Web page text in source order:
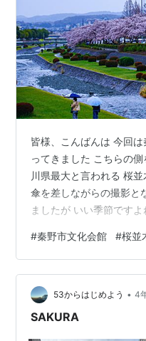
皆様、こんばんは 今回
ってきました こちらの
川県最大と言われる 桜
傘を差しながらの撮影と
ましたが いい季節です
介しました この人形、
う 「やぁ」 コチラが本
ある「スモールワールド
キャンして貰って 届けて
www.smallworlds.jp と言
#秦野市文化会館 #桜並
53からはじめよう • 4
SAKURA